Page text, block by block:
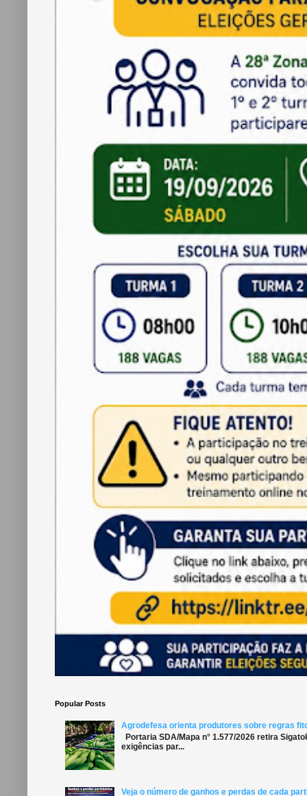
Popular Posts
Agrodefesa orienta produtores sobre regras
Portaria SDA/Mapa n° 1.577/2026 retira
exigências par...
Veja o número de ganhos e perdas de cada